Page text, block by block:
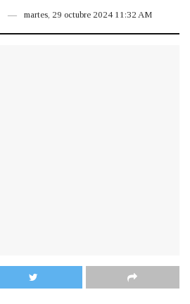
martes, 29 octubre 2024 11:32 AM